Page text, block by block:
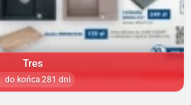
Tres
do końca 281 dni